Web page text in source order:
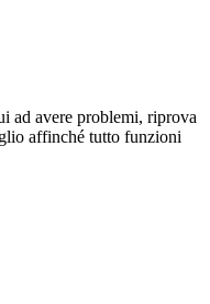
ad avere problemi, riprova
affinché tutto funzioni